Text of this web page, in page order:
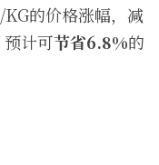
的价格涨幅，减
计可节省6.8%的